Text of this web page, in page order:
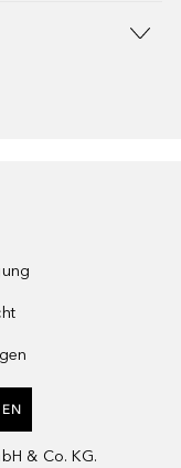
& Co. KG.